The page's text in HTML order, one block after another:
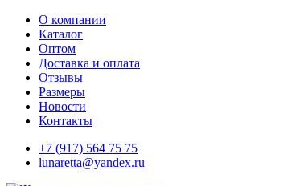
Skip
content
О компании
Каталог
Оптом
Доставка и оплата
Отзывы
Размеры
Новости
Контакты
+7 (917) 564 75 75
lunaretta@yandex.ru